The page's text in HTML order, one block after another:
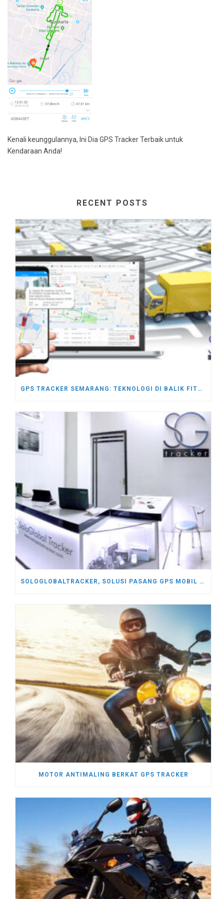
Kenali keunggulannya, Ini Dia GPS Tracker Terbaik untuk
Kendaraan Anda!
RECENT POSTS
GPS TRACKER SEMARANG: TEKNOLOGI DI BALIK FITUR GPS TRACKER
SOLOGLOBALTRACKER, SOLUSI PASANG GPS MOBIL DI SOLO
MOTOR ANTIMALING BERKAT GPS TRACKER